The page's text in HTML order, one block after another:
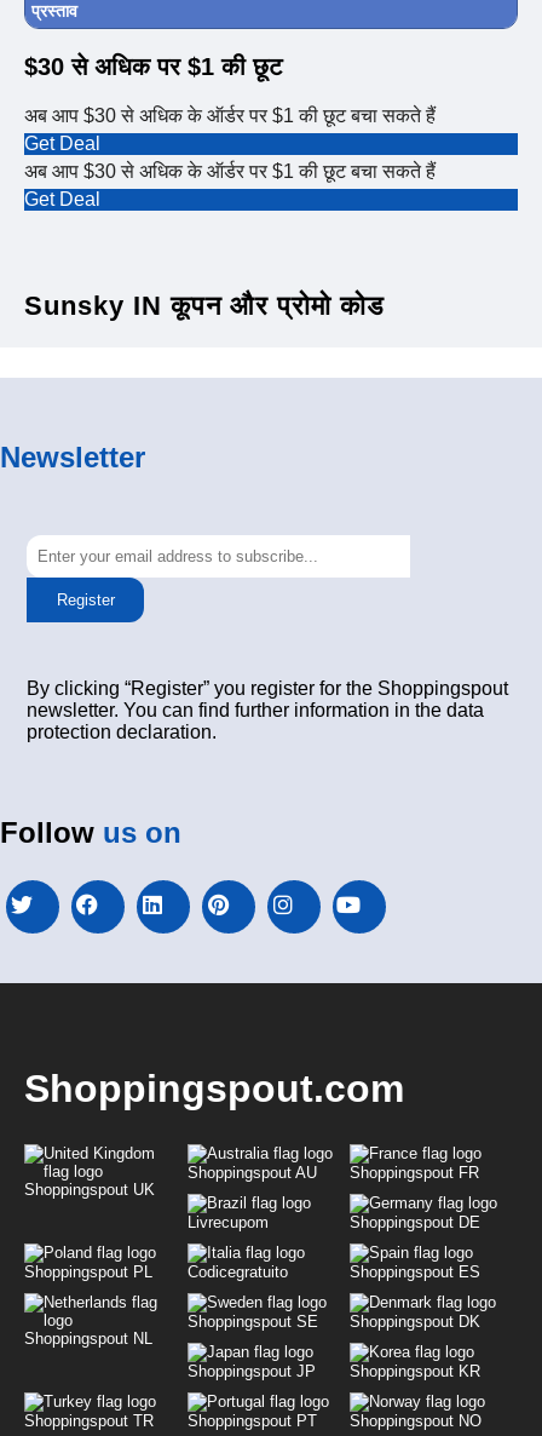
प्रस्ताव
$30 से अधिक पर $1 की छूट
अब आप $30 से अधिक के ऑर्डर पर $1 की छूट बचा सकते हैं
Get Deal
अब आप $30 से अधिक के ऑर्डर पर $1 की छूट बचा सकते हैं
Get Deal
Sunsky IN कूपन और प्रोमो कोड
Newsletter
Register
By clicking “Register” you register for the Shoppingspout
newsletter. You can find further information in the data
protection declaration.
Follow us on
Shoppingspout.com
Shoppingspout UK
Shoppingspout AU Shoppingspout FR
Livrecupom Shoppingspout DE
Shoppingspout PL Codicegratuito Shoppingspout ES
Shoppingspout NL
Shoppingspout SE Shoppingspout DK
Shoppingspout JP Shoppingspout KR
Shoppingspout TR Shoppingspout PT Shoppingspout NO